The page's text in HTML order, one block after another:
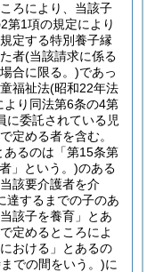
ろにより、当該子
第1項の規定により
定する特別養子縁
者(当該請求に係る
合に限る。)であっ
福祉法(昭和22年法
り同法第6条の4第
に委託されている児
定める者を含む。
あるのは「第15条第
」という。)のある
該要介護者を介
達するまでの子のあ
該子を養育」とあ
定めるところによ
おける」とあるの
での間をいう。)に